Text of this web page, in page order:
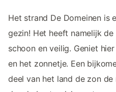
Het strand De Domeinen is
gezin! Het heeft namelijk
schoon en veilig. Geniet
en het zonnetje. Een
deel van het land de zon